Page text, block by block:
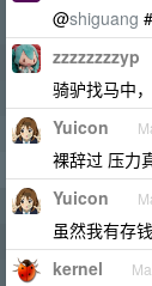
@shiguang
zzzzzzzzyp
骑驴找马中
Yuicon
裸辞过 压力
Yuicon
虽然我有存
kernel